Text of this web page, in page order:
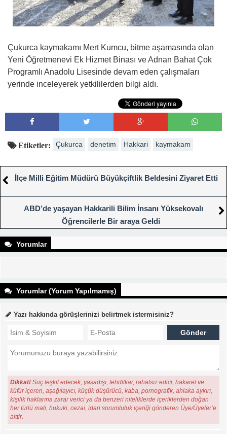
Çukurca kaymakamı Mert Kumcu, bitme aşamasında olan
Yeni Öğretmenevi Ek Hizmet Binası ve Adnan Bahat Çok
Programlı Anadolu Lisesinde devam eden çalışmaları
yerinde inceleyerek yetkililerden bilgi aldı.
Etiketler: Çukurca denetim Hakkari kaymakam
İlçe Milli Eğitim Müdürü Büyükçiftlik Beldesini Ziyaret Etti
ABD’de yaşayan Hakkarili Bilim İnsanı Yüksekovalı
Öğrencilerle Bir araya Geldi
Yorumlar
Yorumlar (Yorum Yapılmamış)
Yazı hakkında görüşlerinizi belirtmek istermisiniz?
Dikkat! Suç teşkil edecek, yasadışı, tehditkar, rahatsız edici, hakaret ve
küfür içeren, aşağılayıcı, küçük düşürücü, kaba, pornografik, ahlaka aykırı,
kişilik haklarına zarar verici ya da benzeri niteliklerde içeriklerden doğan
her türlü mali, hukuki, cezai, idari sorumluluk içeriği gönderen Üye/Üyeler’e
aittir.